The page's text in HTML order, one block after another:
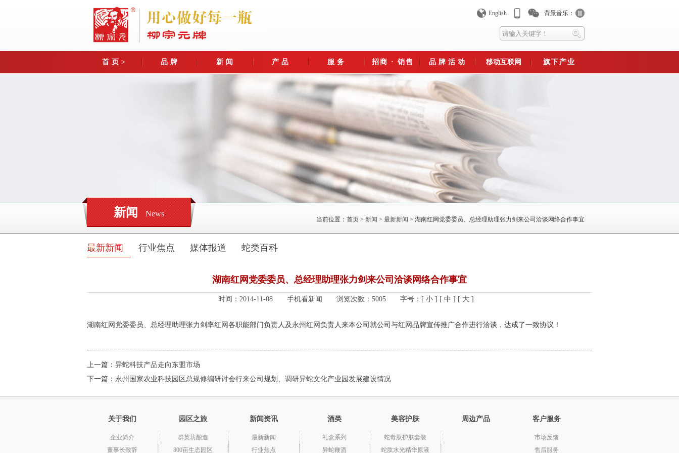
背景音乐：
English
首页> 品牌
传承酿艺
社会责任
企业目标
打造"十亿产值，百年品牌"
新闻
蛇类百科
永州之野——异
蛇世界旅游景区
迎来外国客人
红网零陵站讯(记者 陈斌 杨坤) 3月
27日，日本民间文化旅游团...
AAA级旅游景
区“永州之野—异
蛇世界”邀国内百
家旅行社来景区
参观
景区负责人谭群英向旅行社代表推
荐主要景点及游览线2019年1月...
产品
青花瓷原液
美容护肤
蛇肽水光精华原液
蛇油滋养嫩手霜
蛇脂玉润保湿面膜
蛇肽纤脸紧致面膜
周边产品
蛇毒肽护肤套装
服务
人才招聘
客户服务
市场反馈
法律声明
投诉打假
招商 · 销售
销售平台
招商代理
全国服务热线：
0746-6318186
全国招商电话：
0731-85620663
品牌活动 移动互联网
官方微信公众号
手机用户可以扫描上图二维码，及时获取公司相关
动态!!
旗下产业
永州异蛇生物制药公司
新闻 News
当前位置： 首页 > 新闻 > 最新新闻 > 湖南红网党委委员、总经理助理张力剑来公司洽谈网络合作事宜
最新新闻 行业焦点 媒体报道 蛇类百科
湖南红网党委委员、总经理助理张力剑来公司洽谈网络合作事宜
时间：2014-11-08 手机看新闻 浏览次数：5005 字号： [ 小 ] [ 中 ] [ 大 ]
湖南红网党委委员、总经理助理张力剑率红网各职能部门负责人及永州红网负责人来本公司就公司与红网品牌宣传推广合作进行洽谈，达成了一致协议！
上一篇： 异蛇科技产品走向东盟市场
下一篇： 永州国家农业科技园区总规修编研讨会行来公司规划、调研异蛇文化产业园发展建设情况
关于我们
企业简介
董事长致辞
园区之旅
群英坊酿造
800亩生态园区
新闻资讯
最新新闻
行业焦点
酒类
礼盒系列
异蛇鞭酒
美容护肤
蛇毒肽护肤套装
蛇肽水光精华原液
周边产品 客户服务
市场反馈
售后服务